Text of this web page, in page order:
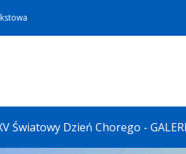
Światowy Dzień Chorego -